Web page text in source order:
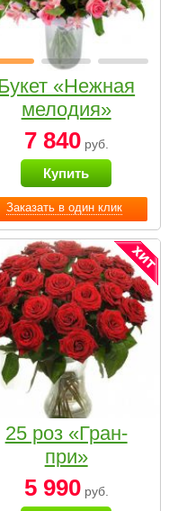
Заказать в один клик
«Нежная
мелодия»
7 840руб.
Купить
25 роз «Гран-
при»
5 990руб.